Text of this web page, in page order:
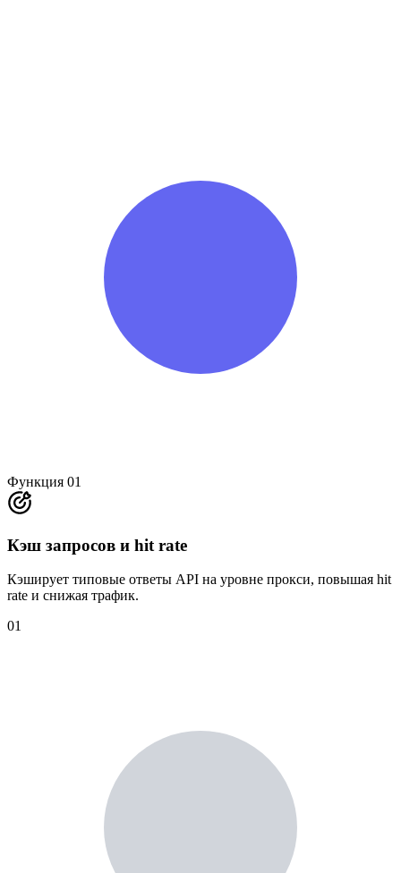
Функция 01
Кэш запросов и hit rate
Кэширует типовые ответы API на уровне прокси, повышая hit
rate и снижая трафик.
01